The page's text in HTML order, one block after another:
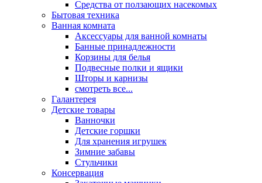
Средства от ползающих насекомых
Бытовая техника
Ванная комната
Аксессуары для ванной комнаты
Банные принадлежности
Корзины для белья
Подвесные полки и ящики
Шторы и карнизы
смотреть все...
Галантерея
Детские товары
Ванночки
Детские горшки
Для хранения игрушек
Зимние забавы
Стульчики
Консервация